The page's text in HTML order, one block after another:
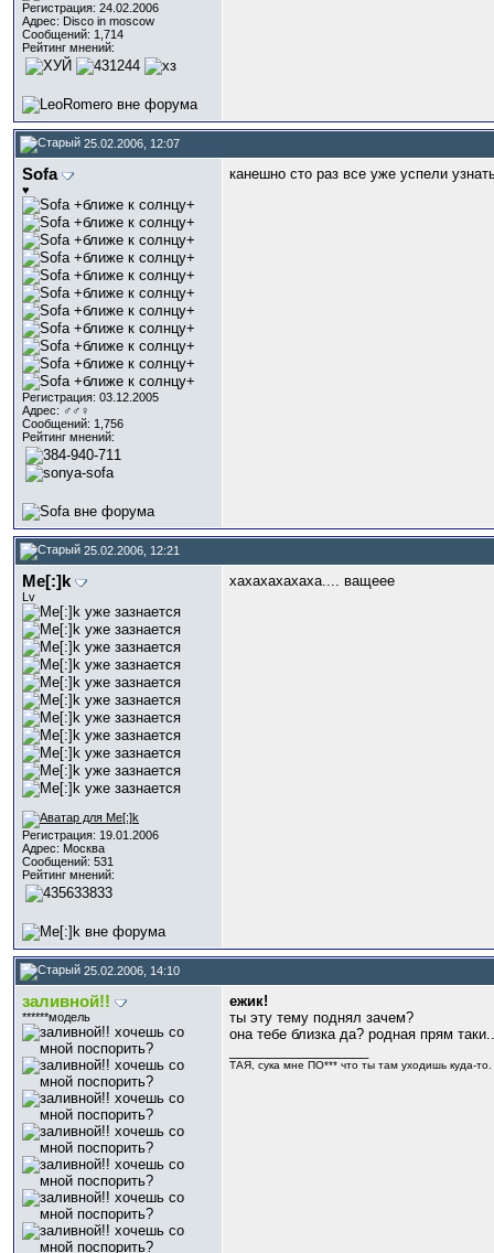
Регистрация: 24.02.2006
Адрес: Disco in moscow
Сообщений: 1,714
Рейтинг мнений:
25.02.2006, 12:07
Sofa
♥
Регистрация: 03.12.2005
Адрес: ♂♂♀
Сообщений: 1,756
Рейтинг мнений:
канешно сто раз все уже успели
25.02.2006, 12:21
Me[:]k
Lv
Регистрация: 19.01.2006
Адрес: Москва
Сообщений: 531
Рейтинг мнений:
хахахахахаха.... ващеее
25.02.2006, 14:10
заливной!!
******модель
ежик!
ты эту тему поднял зачем?
она тебе близка да? родная прям таки..
ТАЯ, сука мне ПО*** что ты там уходишь куда-